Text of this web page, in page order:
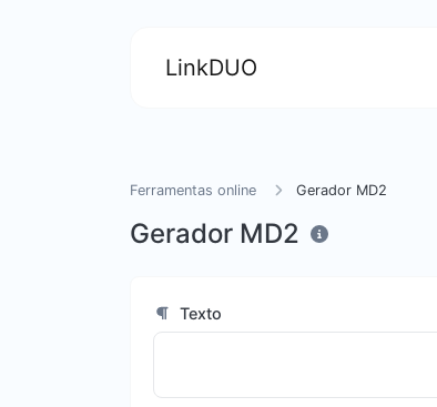
LinkDUO
Ferramentas online Gerador MD2
Gerador MD2
Texto